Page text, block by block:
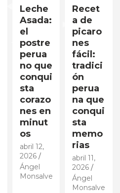
Leche
Asada:
el
postre
perua
no que
conqui
sta
corazo
nes en
minut
os
abril 12,
2026
Ángel
Monsalve
Recet
a de
picaro
nes
fácil:
tradici
ón
perua
na que
conqui
sta
memo
rias
abril 11,
2026
Ángel
Monsalve